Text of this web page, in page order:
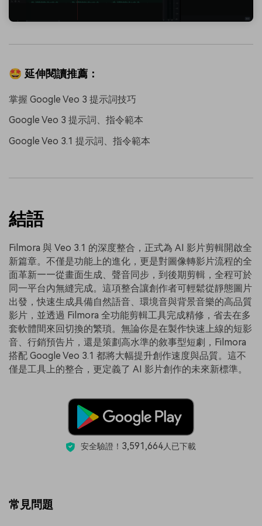
🤩 延伸閱讀推薦：
掌握 Google Veo 3 提示詞技巧
Google Veo 3 提示詞、指令範本
Google Veo 3.1 提示詞、指令範本
結語
Filmora 與 Veo 3.1 的深度整合，正式為 AI 影片剪輯開啟全
新篇章。不僅是功能上的進化，更是對圖像轉影片流程的全
面革新——從畫面生成、聲音同步，到後期剪輯，全程可於
同一平台內無縫完成。這項整合讓創作者可輕鬆從靜態圖片
出發，快速生成具備自然語音、環境音與背景音樂的高品質
影片，並透過 Filmora 全功能剪輯工具完成精修，省去在多
套軟體間來回切換的繁瑣。無論你是在製作快速上線的短影
音、行銷預告片，還是策劃高水準的敘事型短劇，Filmora
搭配 Google Veo 3.1 都將大幅提升創作速度與品質。這不
僅是工具上的整合，更定義了 AI 影片創作的未來新標準。
安全驗證！ 3,591,664人已下載
常見問題